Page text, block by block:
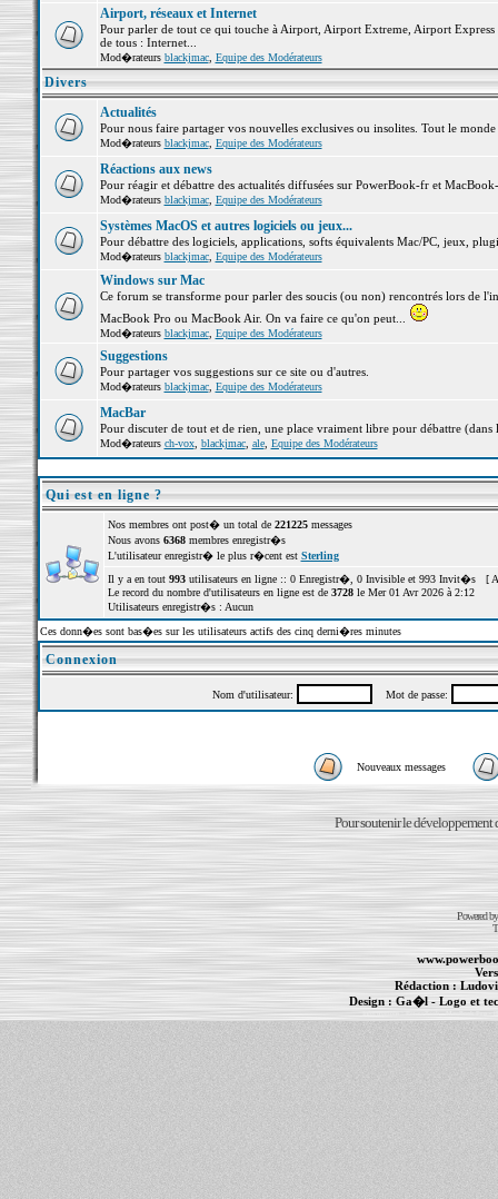
Airport, réseaux et Internet
Pour parler de tout ce qui touche à Airport, Airport Extreme, Airport
de tous : Internet...
Mod�rateurs blackjmac, Equipe des Modérateurs
Divers
Actualités
Pour nous faire partager vos nouvelles exclusives ou insolites. Tout le
Mod�rateurs blackjmac, Equipe des Modérateurs
Réactions aux news
Pour réagir et débattre des actualités diffusées sur PowerBook-fr et
Mod�rateurs blackjmac, Equipe des Modérateurs
Systèmes MacOS et autres logiciels ou jeux...
Pour débattre des logiciels, applications, softs équivalents Mac/PC, jeux,
Mod�rateurs blackjmac, Equipe des Modérateurs
Windows sur Mac
Ce forum se transforme pour parler des soucis (ou non) rencontrés lors de
MacBook Pro ou MacBook Air. On va faire ce qu'on peut...
Mod�rateurs blackjmac, Equipe des Modérateurs
Suggestions
Pour partager vos suggestions sur ce site ou d'autres.
Mod�rateurs blackjmac, Equipe des Modérateurs
MacBar
Pour discuter de tout et de rien, une place vraiment libre pour débattre (dans
Mod�rateurs ch-vox, blackjmac, ale, Equipe des Modérateurs
Qui est en ligne ?
Nos membres ont post� un total de 221225messages
Nous avons 6368membres enregistr�s
L'utilisateur enregistr� le plus r�cent est Sterling
Il y a en tout 993utilisateurs en ligne :: 0 Enregistr�, 0 Invisible et 993 Invit�s [
Le record du nombre d'utilisateurs en ligne est de 3728le Mer 01 Avr 2026 à 2:12
Utilisateurs enregistr�s : Aucun
Ces donn�es sont bas�es sur les utilisateurs actifs des cinq derni�res minutes
Connexion
Nom d'utilisateur: Mot de passe:
Nouveaux messages
Pour soutenir le développement
Powered
Rédaction :
Design : Ga�l- Logo et